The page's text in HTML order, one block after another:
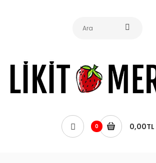
0 0,00TL